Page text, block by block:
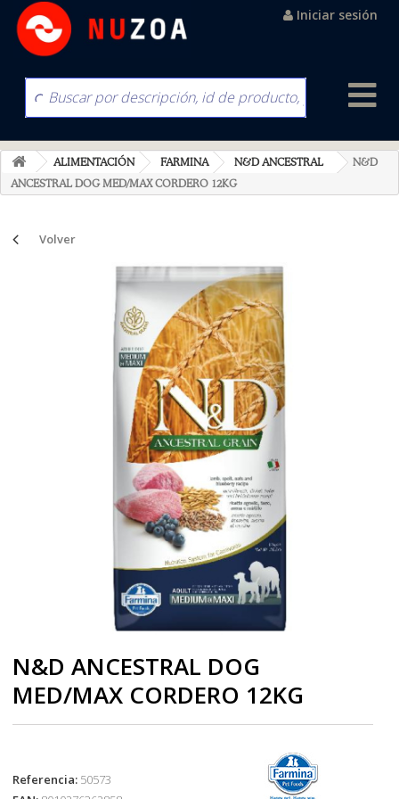
Iniciar sesión
ALIMENTACIÓN FARMINA N&D ANCESTRAL
N&D
ANCESTRAL DOG MED/MAX CORDERO 12KG
Volver
N&D ANCESTRAL DOG
MED/MAX CORDERO 12KG
Referencia: 50573